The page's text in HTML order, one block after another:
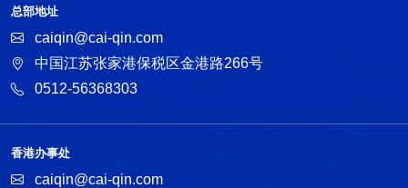
总部地址
caiqin@cai-qin.com
中国江苏张家港保税区金港路266号
0512-56368303
香港办事处
caiqin@cai-qin.com